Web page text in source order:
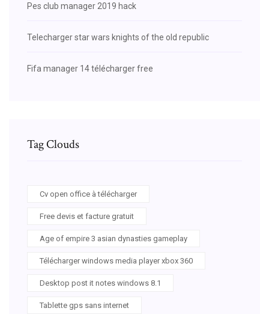
Pes club manager 2019 hack
Telecharger star wars knights of the old republic
Fifa manager 14 télécharger free
Tag Clouds
Cv open office à télécharger
Free devis et facture gratuit
Age of empire 3 asian dynasties gameplay
Télécharger windows media player xbox 360
Desktop post it notes windows 8.1
Tablette gps sans internet